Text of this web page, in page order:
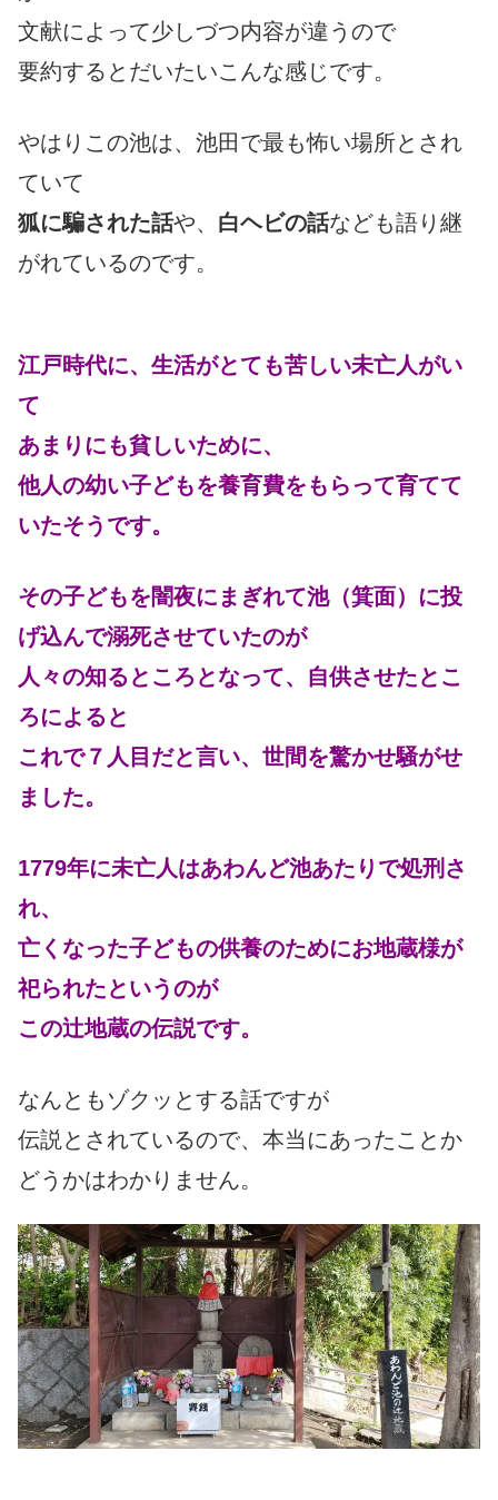
文献によって少しづつ内容が違うので
要約するとだいたいこんな感じです。
やはりこの池は、池田で最も怖い場所とされ
ていて
狐に騙された話や、 白ヘビの話なども語り継
がれているのです。
江戸時代に、生活がとても苦しい未亡人がい
て
あまりにも貧しいために、
他人の幼い子どもを養育費をもらって育てて
いたそうです。
その子どもを闇夜にまぎれて池（箕面）に投
げ込んで溺死させていたのが
人々の知るところとなって、自供させたとこ
ろによると
これで７人目だと言い、世間を驚かせ騒がせ
ました。
1779年に未亡人はあわんど池あたりで処刑さ
れ、
亡くなった子どもの供養のためにお地蔵様が
祀られたというのが
この辻地蔵の伝説です。
なんともゾクッとする話ですが
伝説とされているので、本当にあったことか
どうかはわかりません。